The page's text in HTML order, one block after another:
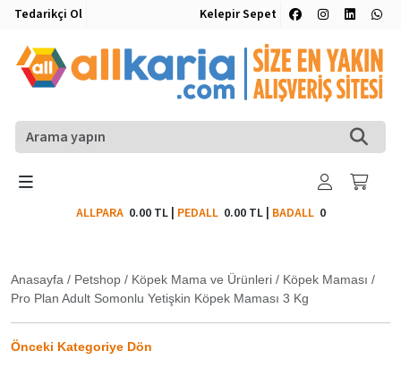
Tedarikçi Ol Kelepir Sepet
ALLPARA 0.00 TL| PEDALL 0.00 TL| BADALL0
Anasayfa / Petshop / Köpek Mama ve Ürünleri / Köpek Maması /
Pro Plan Adult Somonlu Yetişkin Köpek Maması 3 Kg
Önceki Kategoriye Dön